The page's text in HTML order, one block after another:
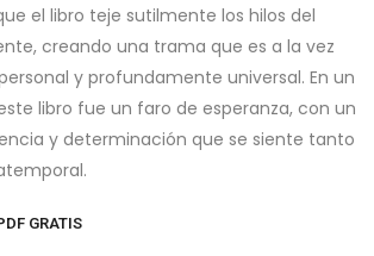
el libro teje sutilmente los hilos del
creando una trama que es a la vez
y profundamente universal. En un
libro fue un faro de esperanza, con un
y determinación que se siente tanto
GRATIS